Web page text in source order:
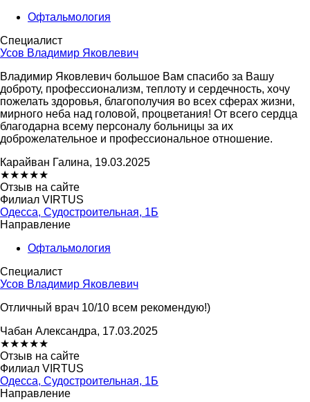
Офтальмология
Специалист
Усов Владимир Яковлевич
Владимир Яковлевич большое Вам спасибо за Вашу
доброту, профессионализм, теплоту и сердечность, хочу
пожелать здоровья, благополучия во всех сферах жизни,
мирного неба над головой, процветания! От всего сердца
благодарна всему персоналу больницы за их
доброжелательное и профессиональное отношение.
Карайван Галина, 19.03.2025
★★★★★
Отзыв на сайте
Филиал VIRTUS
Одесса, Судостроительная, 1Б
Направление
Офтальмология
Специалист
Усов Владимир Яковлевич
Отличный врач 10/10 всем рекомендую!)
Чабан Александра, 17.03.2025
★★★★★
Отзыв на сайте
Филиал VIRTUS
Одесса, Судостроительная, 1Б
Направление